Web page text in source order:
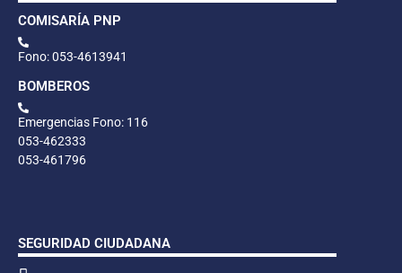
COMISARÍA PNP
Fono: 053-4613941
BOMBEROS
Emergencias Fono: 116
053-462333
053-461796
SEGURIDAD CIUDADANA